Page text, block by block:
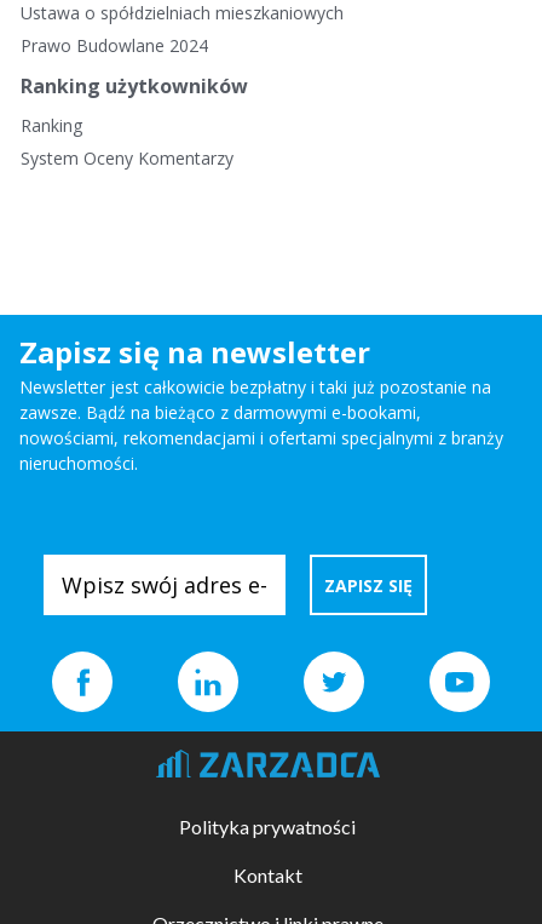
Ustawa o spółdzielniach mieszkaniowych
Prawo Budowlane 2024
Ranking użytkowników
Ranking
System Oceny Komentarzy
Zapisz się na newsletter
Newsletter jest całkowicie bezpłatny i taki już pozostanie na
zawsze. Bądź na bieżąco z darmowymi e-bookami,
nowościami, rekomendacjami i ofertami specjalnymi z branży
nieruchomości.
Polityka prywatności
Kontakt